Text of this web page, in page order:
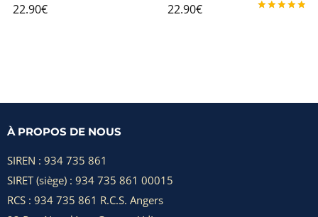
22.90€ 22.90€
À PROPOS DE NOUS
SIREN : 934 735 861
SIRET (siège) : 934 735 861 00015
RCS : 934 735 861 R.C.S. Angers